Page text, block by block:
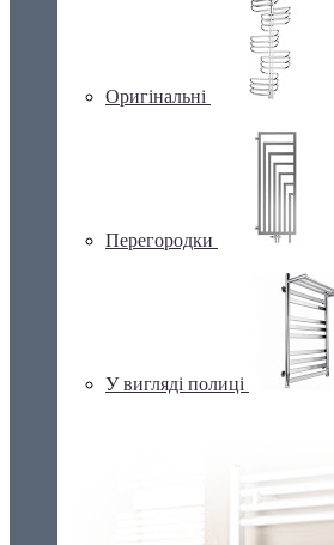
Оригінальні
Перегородки
У вигляді полиці